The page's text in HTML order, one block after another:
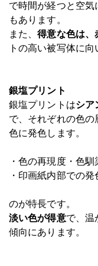
で時間が経つと空気
もあります。
また、得意な色は、
トの高い被写体に向
銀塩プリント
銀塩プリントはシア
で、それぞれの色の
色に発色します。
・色の再現度・色馴
・印画紙内部での
のが特長です。
淡い色が得意で、温
傾向にあります。